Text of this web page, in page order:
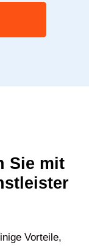
Sie mit
Vorteile,